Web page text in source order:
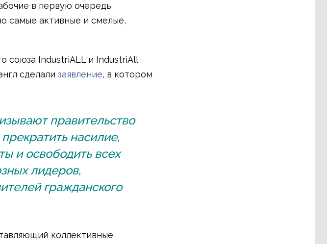
в первую очередь
самые активные и смелые,
союза IndustriALL и IndustriAll
сделали заявление, в котором
правительство
насилие,
и освободить всех
лидеров,
гражданского
коллективные